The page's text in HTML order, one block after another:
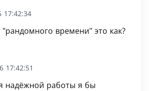
17:42:34
"рандомного времени" это как?
17:42:51
надёжной работы я бы